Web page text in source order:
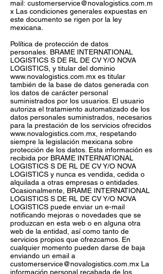
mail: customerservice@novalogistics.com.m
x Las condiciones generales expuestas en
este documento se rigen por la ley
mexicana.
Política de protección de datos
personales. BRAME INTERNATIONAL
LOGISTICS S DE RL DE CV Y/O NOVA
LOGISTICS, y titular del dominio
www.novalogistics.com.mx es titular
también de la base de datos generada con
los datos de carácter personal
suministrados por los usuarios. El usuario
autoriza el tratamiento automatizado de los
datos personales suministrados, necesarios
para la prestación de los servicios ofrecidos
www.novalogistics.com.mx , respetando
siempre la legislación mexicana sobre
protección de los datos. Esta información es
recibida por BRAME INTERNATIONAL
LOGISTICS S DE RL DE CV Y/O NOVA
LOGISTICS y nunca es vendida, cedida o
alquilada a otras empresas o entidades.
Ocasionalmente, BRAME INTERNATIONAL
LOGISTICS S DE RL DE CV Y/O NOVA
LOGISTICS puede enviar un e-mail
notificando mejoras o novedades que se
produzcan en esta web o en alguna otra
web de la entidad, así como tanto de
servicios propios que ofrezcamos. En
cualquier momento pueden darse de baja
enviando un email a
customerservice@novalogistics.com.mx La
información personal recabada de los